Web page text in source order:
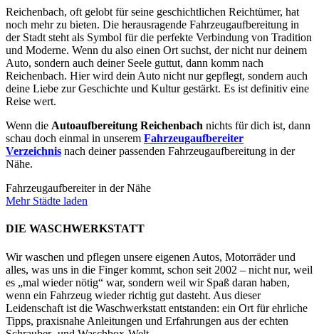
Reichenbach, oft gelobt für seine geschichtlichen Reichtümer, hat
noch mehr zu bieten. Die herausragende Fahrzeugaufbereitung in
der Stadt steht als Symbol für die perfekte Verbindung von Tradition
und Moderne. Wenn du also einen Ort suchst, der nicht nur deinem
Auto, sondern auch deiner Seele guttut, dann komm nach
Reichenbach. Hier wird dein Auto nicht nur gepflegt, sondern auch
deine Liebe zur Geschichte und Kultur gestärkt. Es ist definitiv eine
Reise wert.
Wenn die Autoaufbereitung Reichenbach nichts für dich ist, dann
schau doch einmal in unserem Fahrzeugaufbereiter
Verzeichnis nach deiner passenden Fahrzeugaufbereitung in der
Nähe.
Fahrzeugaufbereiter in der Nähe
Mehr Städte laden
DIE WASCHWERKSTATT
Wir waschen und pflegen unsere eigenen Autos, Motorräder und
alles, was uns in die Finger kommt, schon seit 2002 – nicht nur, weil
es „mal wieder nötig“ war, sondern weil wir Spaß daran haben,
wenn ein Fahrzeug wieder richtig gut dasteht. Aus dieser
Leidenschaft ist die Waschwerkstatt entstanden: ein Ort für ehrliche
Tipps, praxisnahe Anleitungen und Erfahrungen aus der echten